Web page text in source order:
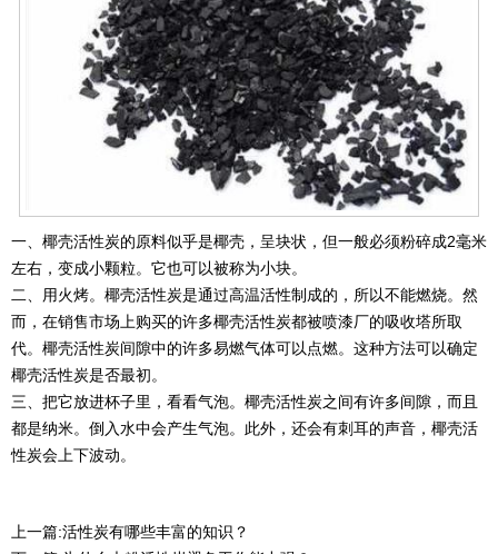
一、椰壳活性炭的原料似乎是椰壳，呈块状，但一般必须粉碎成2毫米
左右，变成小颗粒。它也可以被称为小块。
二、用火烤。椰壳活性炭是通过高温活性制成的，所以不能燃烧。然
而，在销售市场上购买的许多椰壳活性炭都被喷漆厂的吸收塔所取
代。椰壳活性炭间隙中的许多易燃气体可以点燃。这种方法可以确定
椰壳活性炭是否最初。
三、把它放进杯子里，看看气泡。椰壳活性炭之间有许多间隙，而且
都是纳米。倒入水中会产生气泡。此外，还会有刺耳的声音，椰壳活
性炭会上下波动。
上一篇:活性炭有哪些丰富的知识？